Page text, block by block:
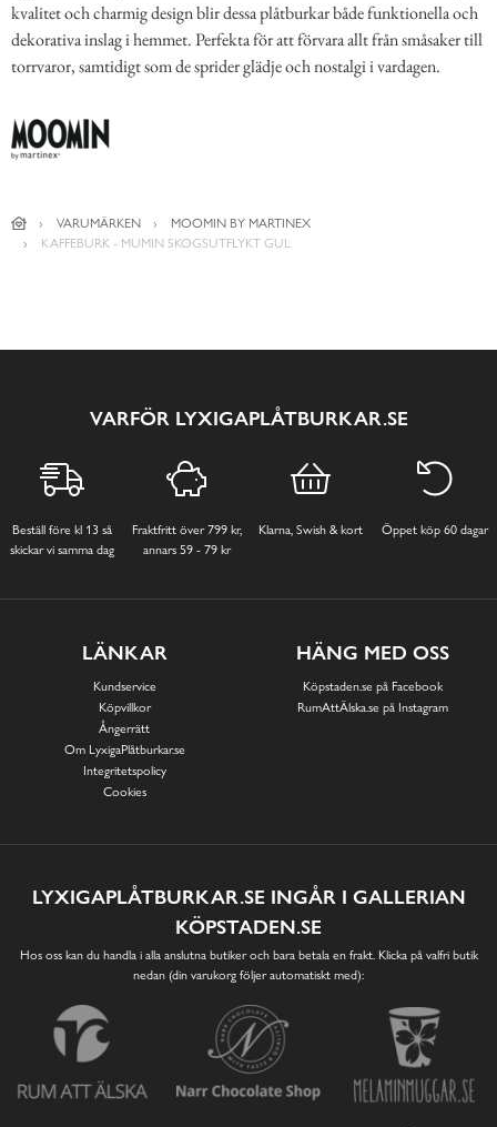
kvalitet och charmig design blir dessa plåtburkar både funktionella och
dekorativa inslag i hemmet. Perfekta för att förvara allt från småsaker till
torrvaror, samtidigt som de sprider glädje och nostalgi i vardagen.
VARUMÄRKEN
MOOMIN BY MARTINEX
KAFFEBURK - MUMIN SKOGSUTFLYKT GUL
VARFÖR LYXIGAPLÅTBURKAR.SE
Beställ före kl 13 så
skickar vi samma dag
Fraktfritt över 799 kr,
annars 59 - 79 kr
Klarna, Swish & kort Öppet köp 60 dagar
LÄNKAR
Kundservice
Köpvillkor
Ångerrätt
Om LyxigaPlåtburkar.se
Integritetspolicy
Cookies
HÄNG MED OSS
Köpstaden.se på Facebook
RumAttÄlska.se på Instagram
LYXIGAPLÅTBURKAR.SE INGÅR I GALLERIAN
KÖPSTADEN.SE
Hos oss kan du handla i alla anslutna butiker och bara betala en frakt. Klicka på valfri butik
nedan (din varukorg följer automatiskt med):